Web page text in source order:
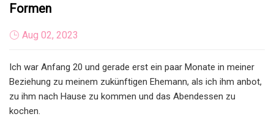
Formen
Aug 02, 2023
Ich war Anfang 20 und gerade erst ein paar Monate in meiner
Beziehung zu meinem zukünftigen Ehemann, als ich ihm anbot,
zu ihm nach Hause zu kommen und das Abendessen zu
kochen.